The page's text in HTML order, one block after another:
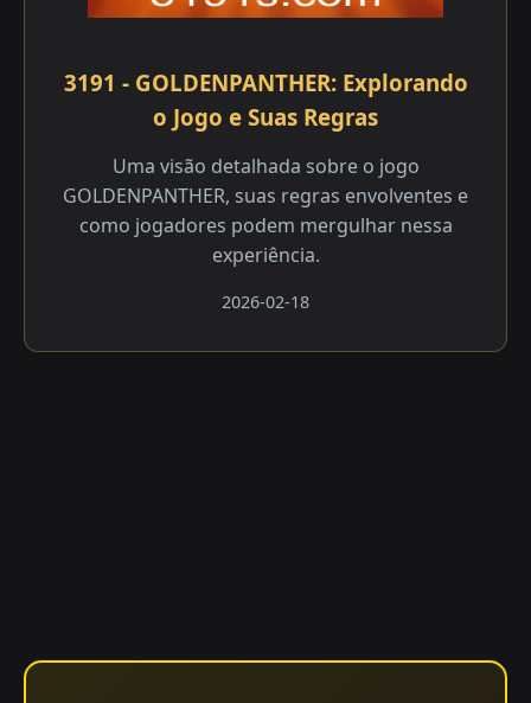
3191 - GOLDENPANTHER: Explorando
o Jogo e Suas Regras
Uma visão detalhada sobre o jogo
GOLDENPANTHER, suas regras envolventes e
como jogadores podem mergulhar nessa
experiência.
2026-02-18